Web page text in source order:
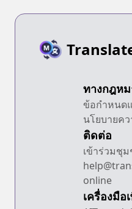
ทางกฎห
ข้อกำหนด
นโยบายค
ติดต่อ
เข้าร่วมชุ
online
เครื่องมือ